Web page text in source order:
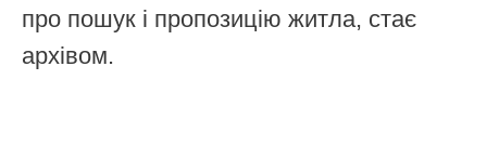
про пошук і пропозицію житла, стає
архівом.